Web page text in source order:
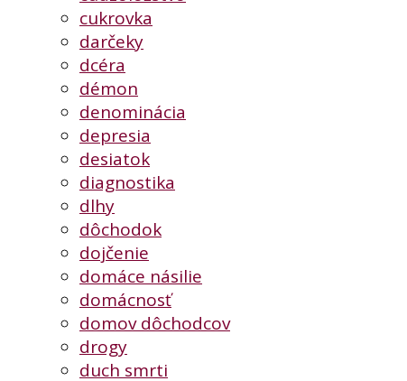
cukrovka
darčeky
dcéra
démon
denominácia
depresia
desiatok
diagnostika
dlhy
dôchodok
dojčenie
domáce násilie
domácnosť
domov dôchodcov
drogy
duch smrti